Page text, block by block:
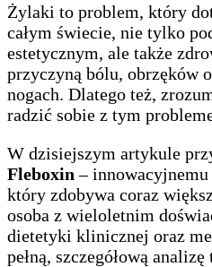
Żylaki to problem, który
całym świecie, nie tylko
estetycznym, ale także
przyczyną bólu, obrzęków
nogach. Dlatego też,
radzić sobie z tym
W dzisiejszym artykule
Fleboxin –
który zdobywa coraz
osoba z wieloletnim
dietetyki klinicznej oraz
pełną, szczegółową